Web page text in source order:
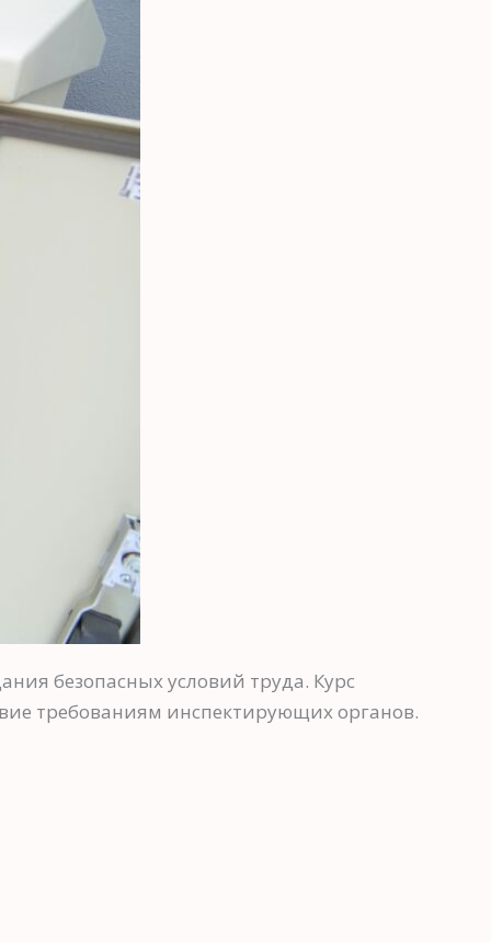
безопасных условий труда. Курс
требованиям инспектирующих органов.